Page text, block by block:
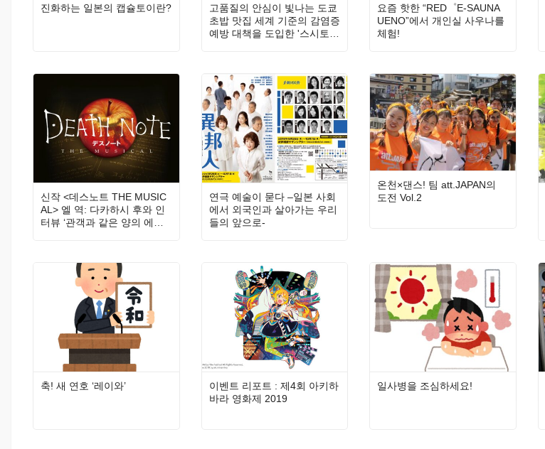
진화하는 일본의 캡슐토이란?
고품질의 안심이 빛나는 도쿄
초밥 맛집 세계 기준의 감염증
예방 대책을 도입한 '스시토
요즘 핫한 “RED゜E-SAUNA
UENO”에서 개인실 사우나를
체험!
신작 <데스노트 THE MUSIC
AL> 엘 역: 다카하시 후와 인
터뷰 ‘관객과 같은 양의 에너
연극 예술이 묻다 –일본 사회
에서 외국인과 살아가는 우리
들의 앞으로-
온천×댄스! 팀 att.JAPAN의
도전 Vol.2
축! 새 연호 ‘레이와’
이벤트 리포트 : 제4회 아키하
바라 영화제 2019
일사병을 조심하세요!